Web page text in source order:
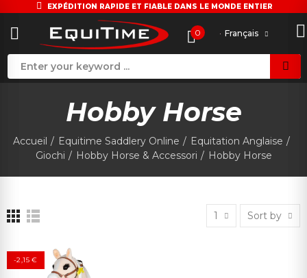
EXPÉDITION RAPIDE ET FIABLE DANS LE MONDE ENTIER
0 Français
Hobby Horse
Accueil Equitime Saddlery Online
Equitation Anglaise
Giochi
Hobby Horse & Accessori Hobby Horse
1 Sort by
-2,15 €